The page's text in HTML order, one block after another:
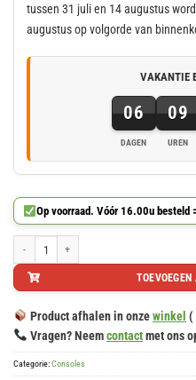
tussen 31 juli en 14 augustus
augustus op volgorde van
VAKANTIE
06
DAGEN
09
UREN
Op voorraad. Vóór 16.00u besteld
Product afhalen in onzewinkel (
Vragen? Neemcontactmet ons
Categorie:Consoles